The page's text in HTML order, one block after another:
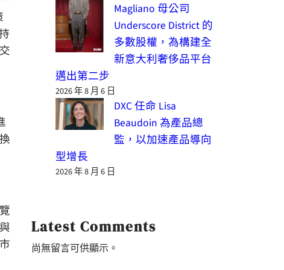
Magliano 母公司
Underscore District 的
多數股權，為構建全
新意大利奢侈品平台
邁出第二步
2026 年 8 月 6 日
DXC 任命 Lisa
Beaudoin 為產品總
監，以加速產品導向
型增長
2026 年 8 月 6 日
Latest Comments
尚無留言可供顯示。